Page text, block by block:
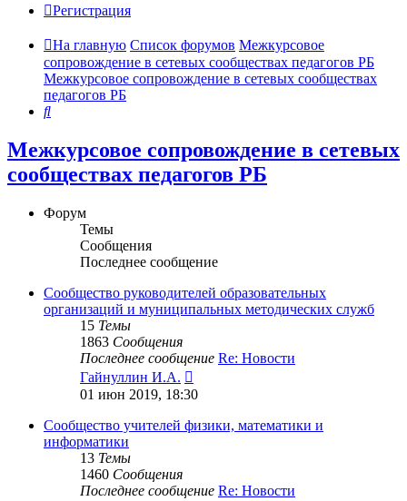
Регистрация
На главную Список форумов Межкурсовое
сопровождение в сетевых сообществах педагогов РБ
Межкурсовое сопровождение в сетевых сообществах
педагогов РБ
Поиск
Межкурсовое сопровождение в сетевых
сообществах педагогов РБ
Форум
Темы
Сообщения
Последнее сообщение
Сообщество руководителей образовательных
организаций и муниципальных методических служб
15 Темы
1863 Сообщения
Последнее сообщение Re: Новости
Гайнуллин И.А.
к
сообщению
01 июн 2019, 18:30
Сообщество учителей физики, математики и
информатики
13 Темы
1460 Сообщения
Последнее сообщение Re: Новости